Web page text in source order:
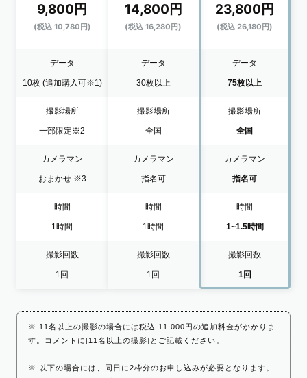
9,800円
(税込 10,780円)
データ
10枚 (追加購入可※1)
撮影場所
一部限定※2
カメラマン
おまかせ ※3
時間
1時間
撮影回数
1回
14,800円
(税込 16,280円)
データ
30枚以上
撮影場所
全国
カメラマン
指名可
時間
1時間
撮影回数
1回
23,800円
(税込 26,180円)
データ
75枚以上
撮影場所
全国
カメラマン
指名可
時間
1~1.5時間
撮影回数
1回
※ 11名以上の撮影の場合には税込 11,000円の追加料金がかかりま
す。コメントに[11名以上の撮影]とご記載ください。
※ 以下の場合には、同日に2枠分のお申し込みが必要となります。